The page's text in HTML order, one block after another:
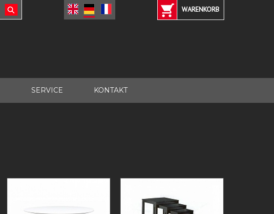
WARENKORB
SERVICE KONTAKT